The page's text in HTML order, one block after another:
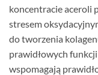
koncentracie aceroli
stresem
do tworzenia
prawidłowych
wspomagają